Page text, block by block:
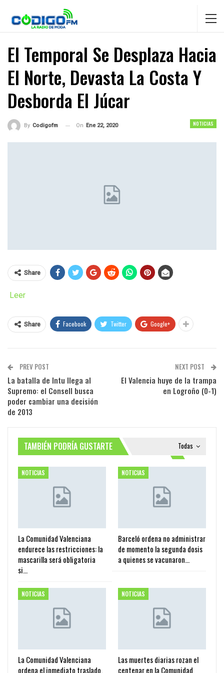
El Temporal Se Desplaza Hacia
El Norte, Devasta La Costa Y
Desborda El Júcar
NOTICIAS
By Codigofm On Ene 22, 2020
Share
Leer
Share Facebook Twitter Google+
PREV POST
La batalla de Intu llega al
Supremo: el Consell busca
poder cambiar una decisión
de 2013
NEXT POST
El Valencia huye de la trampa
en Logroño (0-1)
Todas
TAMBIÉN PODRÍA GUSTARTE
NOTICIAS
La Comunidad Valenciana
endurece las restricciones: la
mascarilla será obligatoria
si…
NOTICIAS
Barceló ordena no administrar
de momento la segunda dosis
a quienes se vacunaron…
NOTICIAS
La Comunidad Valenciana
ordena el inmediato traslado,
NOTICIAS
Las muertes diarias rozan el
centenar en la Comunidad